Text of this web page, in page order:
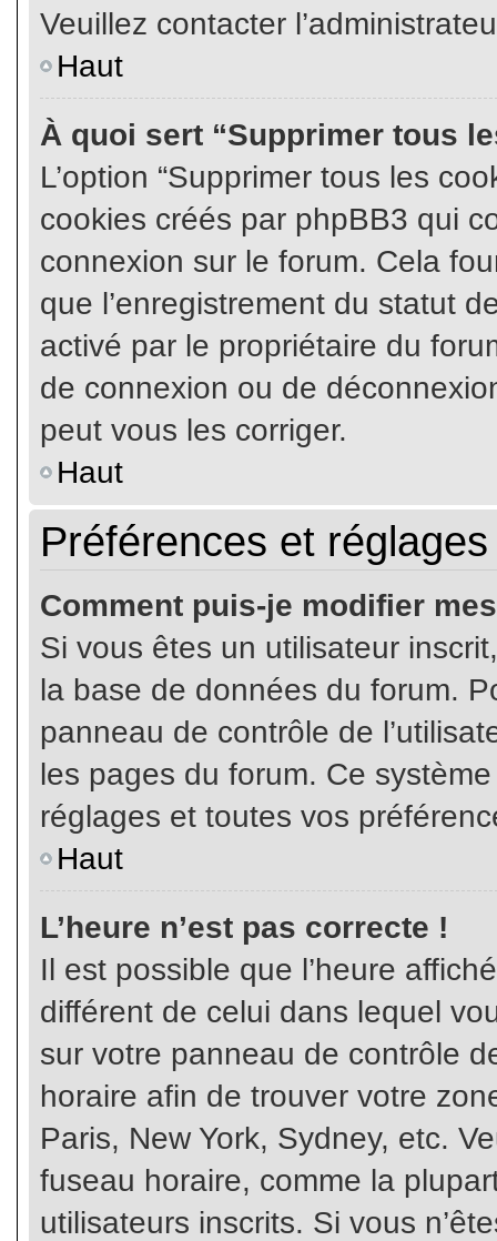
Veuillez contacter
Haut
À quoi sert “Supprimer tous
L’option “Supprimer tous les
cookies créés par phpBB3 qui
connexion sur le forum. Cela
que l’enregistrement du statut
activé par le propriétaire du
de connexion ou de
peut vous les corriger.
Haut
Préférences et
Comment puis-je modifier
Si vous êtes un utilisateur
la base de données du forum.
panneau de contrôle de
les pages du forum. Ce
réglages et toutes vos
Haut
L’heure n’est pas correcte !
Il est possible que l’heure
différent de celui dans lequel
sur votre panneau de contrôle
horaire afin de trouver votre
Paris, New York, Sydney, etc.
fuseau horaire, comme la
utilisateurs inscrits. Si vous